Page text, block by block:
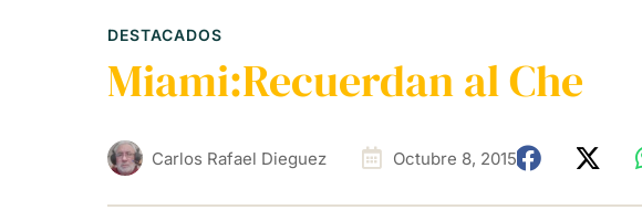
DESTACADOS
Miami:Recuerdan al Che
Carlos Rafael Dieguez Octubre 8, 2015